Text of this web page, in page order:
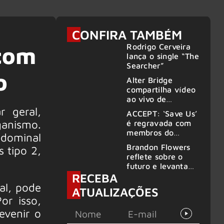
geral,
tipo 2,
pode
isso,
o
CONFIRA TAMBÉM
Rodrigo Cerveira
lança o single “The
Searcher”
Alter Bridge
compartilha vídeo
ao vivo de
no Rock am Ring
2026
ACCEPT: ‘Save Us’
é regravada com
membros do
GHOST e KORN
Brandon Flowers
reflete sobre o
futuro e levanta
deixar os palcos
RECEBA
ATUALIZAÇÕES